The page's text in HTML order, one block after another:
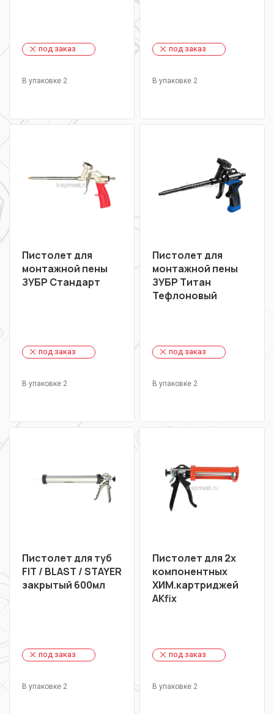
под заказ
В упаковке 2
под заказ
В упаковке 2
Пистолет для
монтажной пены
ЗУБР Стандарт
под заказ
В упаковке 2
Пистолет для
монтажной пены
ЗУБР Титан
Тефлоновый
под заказ
В упаковке 2
Пистолет для туб
FIT / BLAST / STAYER
закрытый 600мл
под заказ
В упаковке 2
Пистолет для 2х
компонентных
ХИМ.картриджей
AKfix
под заказ
В упаковке 2